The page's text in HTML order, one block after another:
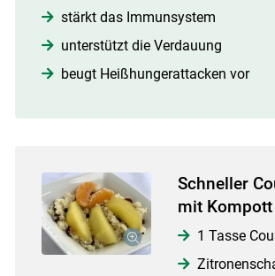
stärkt das Immunsystem
unterstützt die Verdauung
beugt Heißhungerattacken vor
Schneller
mit Kompott
1 Tasse